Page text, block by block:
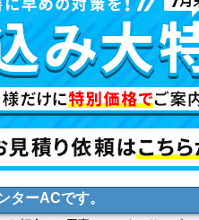
ターACです。